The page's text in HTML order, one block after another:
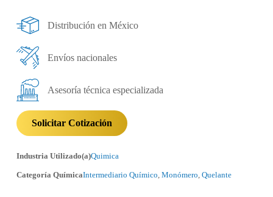
Distribución en México
Envíos nacionales
Asesoría técnica especializada
Solicitar Cotización
Industria Utilizado(a)Quimica
Categoría QuímicaIntermediario Químico, Monómero, Quelante